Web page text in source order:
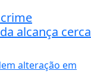
alcança cerca